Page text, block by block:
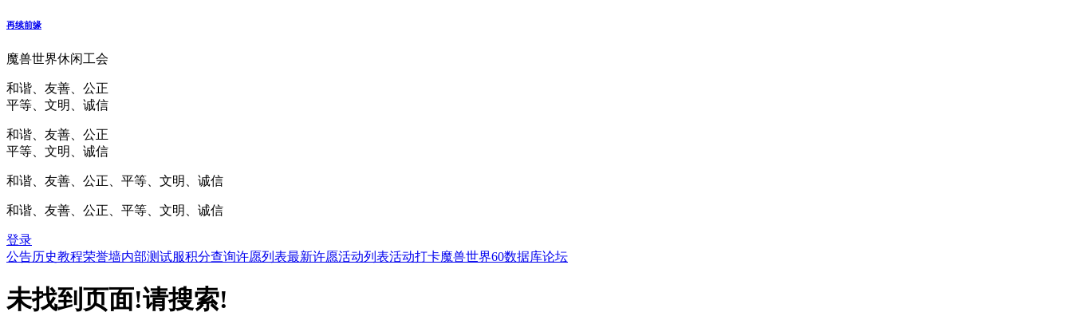
再续前缘
魔兽世界休闲工会
和谐、友善、公正
平等、文明、诚信
和谐、友善、公正
平等、文明、诚信
和谐、友善、公正、平等、文明、诚信
和谐、友善、公正、平等、文明、诚信
登录
公告历史教程荣誉墙内部测试服积分查询许愿列表最新许愿活动列表活动打卡魔兽世界60数据库论坛
未找到页面!请搜索!